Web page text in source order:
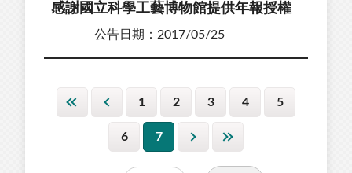
感謝國立科學工藝博物館提供年報授權
公告日期：2017/05/25
1 2 3 4 5
6 7